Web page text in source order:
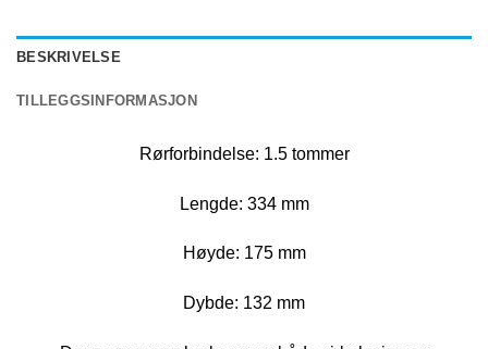
BESKRIVELSE
TILLEGGSINFORMASJON
Rørforbindelse: 1.5 tommer
Lengde: 334 mm
Høyde: 175 mm
Dybde: 132 mm